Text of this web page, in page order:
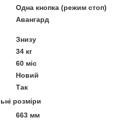
Одна кнопка (режим стоп)
Авангард
Знизу
34 кг
60 міс
Новий
Так
розміри
663 мм